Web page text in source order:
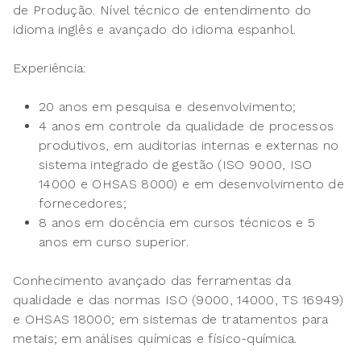
de Produção. Nível técnico de entendimento do
idioma inglês e avançado do idioma espanhol.
Experiência:
20 anos em pesquisa e desenvolvimento;
4 anos em controle da qualidade de processos
produtivos, em auditorias internas e externas no
sistema integrado de gestão (ISO 9000, ISO
14000 e OHSAS 8000) e em desenvolvimento de
fornecedores;
8 anos em docência em cursos técnicos e 5
anos em curso superior.
Conhecimento avançado das ferramentas da
qualidade e das normas ISO (9000, 14000, TS 16949)
e OHSAS 18000; em sistemas de tratamentos para
metais; em análises químicas e físico-química.